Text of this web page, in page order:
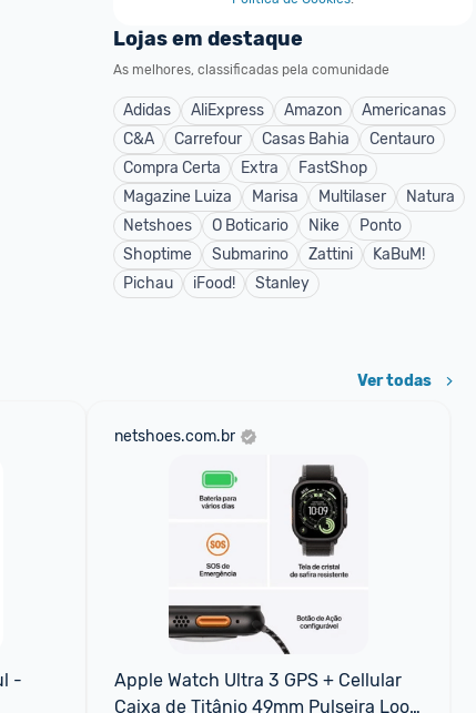
Lojas em destaque
As melhores, classificadas pela comunidade
Adidas AliExpress Amazon
Americanas
C&A
Carrefour Casas Bahia
Centauro
Compra Certa
Extra
FastShop
Magazine Luiza
Marisa Multilaser
Natura
Netshoes
O Boticario Nike
Ponto
Shoptime
Submarino Zattini
KaBuM!
Pichau
iFood! Stanley
Ver todas
-
netshoes.com.br
Apple Watch Ultra 3 GPS + Cellular
Caixa de Titânio 49mm Pulseira Loop